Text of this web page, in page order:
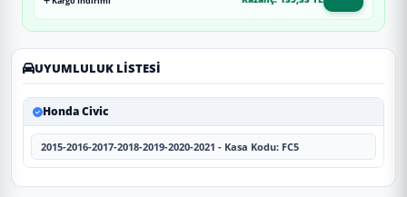
UYUMLULUK LISTESI
Honda Civic
2015-2016-2017-2018-2019-2020-2021 - Kasa Kodu: FC5